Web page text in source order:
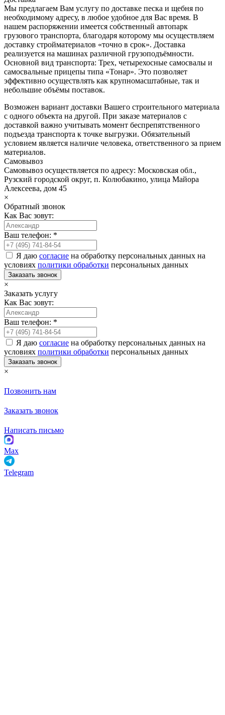
Мы предлагаем Вам услугу по доставке песка и щебня по
необходимому адресу, в любое удобное для Вас время. В
нашем распоряжении имеется собственный автопарк
грузового транспорта, благодаря которому мы осуществляем
доставку стройматериалов «точно в срок». Доставка
реализуется на машинах различной грузоподъёмности.
Основной вид транспорта: Трех, четырехосные самосвалы и
самосвальные прицепы типа «Тонар». Это позволяет
эффективно осуществлять как крупномасштабные, так и
небольшие объёмы поставок.
Возможен вариант доставки Вашего строительного материала
с одного объекта на другой. При заказе материалов с
доставкой важно учитывать момент беспрепятственного
подъезда транспорта к точке выгрузки. Обязательный
условием является наличие человека, ответственного за прием
материалов.
Самовывоз
Самовывоз осуществляется по адресу: Московская обл.,
Рузский городской округ, п. Колюбакино, улица Майора
Алексеева, дом 45
×
Обратный звонок
Как Вас зовут:
Ваш телефон: *
Я даю согласие на обработку персональных данных на
условиях политики обработки персональных данных
Заказать звонок
×
Заказать услугу
Как Вас зовут:
Ваш телефон: *
Я даю согласие на обработку персональных данных на
условиях политики обработки персональных данных
Заказать звонок
×
Позвонить нам
Заказать звонок
Написать письмо
Max
Telegram